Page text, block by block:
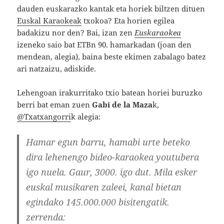
dauden euskarazko kantak eta horiek biltzen dituen
Euskal Karaokeak txokoa? Eta horien egilea
badakizu nor den? Bai, izan zen Euskaraokea
izeneko saio bat ETBn 90. hamarkadan (joan den
mendean, alegia), baina beste ekimen zabalago batez
ari natzaizu, adiskide.
Lehengoan irakurritako txio batean horiei buruzko
berri bat eman zuenGabi de la Mazak,
@Txatxangorrik alegia:
Hamar egun barru, hamabi urte beteko
dira lehenengo bideo-karaokea youtubera
igo nuela. Gaur, 3000. igo dut. Mila esker
euskal musikaren zaleei, kanal bietan
egindako 145.000.000 bisitengatik.
zerrenda: